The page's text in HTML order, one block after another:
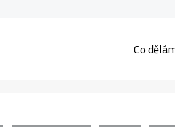
Co